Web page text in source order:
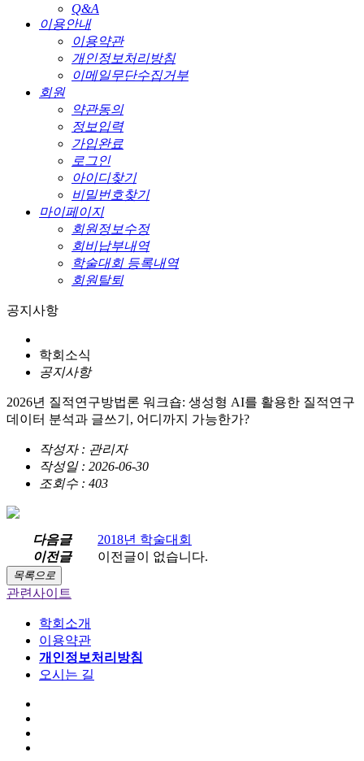
Q&A
이용안내
이용약관
개인정보처리방침
이메일무단수집거부
회원
약관동의
정보입력
가입완료
로그인
아이디찾기
비밀번호찾기
마이페이지
회원정보수정
회비납부내역
학술대회 등록내역
회원탈퇴
공지사항
학회소식
공지사항
2026년 질적연구방법론 워크숍: 생성형 AI를 활용한 질적연구
데이터 분석과 글쓰기, 어디까지 가능한가?
작성자 : 관리자
작성일 : 2026-06-30
조회수 : 403
다음글
2018년 학술대회
이전글
이전글이 없습니다.
목록으로
관련사이트
학회소개
이용약관
개인정보처리방침
오시는 길